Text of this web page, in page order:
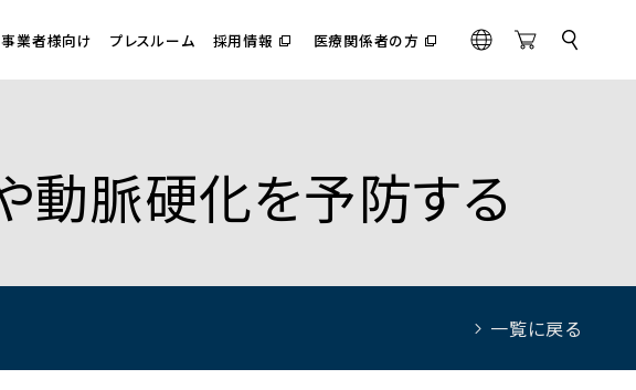
事業者様向け プレスルーム 採用情報
（別
ィ
開
く）
医療関係者の方
（別
ィ
開
く）
G
l
l
O
n
サ
ト
動脈硬化を予防する
一覧に戻る